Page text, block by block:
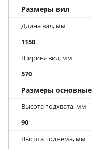
Размеры вил
Длина вил, мм
1150
Ширина вил, мм
570
Размеры основные
Высота подхвата, мм
90
Высота подъема, мм